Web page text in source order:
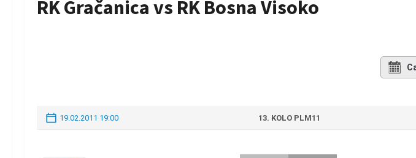
RK Gračanica vs RK Bosna Visoko
19.02.2011 19:00 13. KOLO PLM11